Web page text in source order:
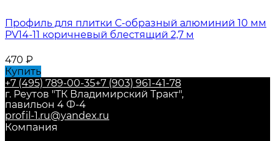
Профиль для плитки С-образный алюминий 10 мм
PV14-11 коричневый блестящий 2,7 м
470 ₽
Купить
+7 (495) 789-00-35+7 (903) 961-41-78
г. Реутов "ТК Владимирский Тракт",
павильон 4 Ф-4
profil-1.ru@yandex.ru
Компания